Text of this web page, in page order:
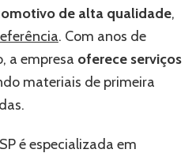
de alta qualidade,
. Com anos de
a empresa oferece serviços
materiais de primeira
é especializada em